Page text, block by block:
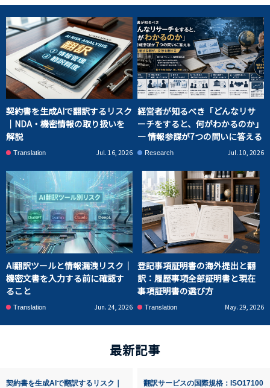
契約書を生成AIで翻訳するリスク
｜NDA・機密情報の取り扱いを
解説
Translation Jul. 16, 2026
経営者が知るべき「どんなリサ
ーチをすると、何がわかるのか」
― 情報参謀が7つの問いに答える
Research Jul. 10, 2026
AI翻訳ツールと情報漏洩リスク｜
機密文書を入力する前に確認す
ること
Translation Jun. 24, 2026
登記事項証明書の海外提出と翻
訳：履歴事項全部証明書と現在
事項証明書の選び方
Translation May. 29, 2026
最新記事
契約書を生成AIで翻訳するリスク｜
翻訳サービスの国際規格：ISO17100